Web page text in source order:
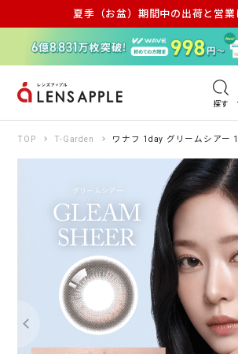
夏季（お盆）期間中の出荷と営業
探す
アキュビュー メダリスト
TOP T-Garden ワナフ 1day グリームシアー